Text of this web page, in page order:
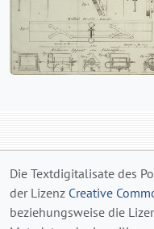
Die Textdigitalisate des
der Lizenz Creative
beziehungsweise die